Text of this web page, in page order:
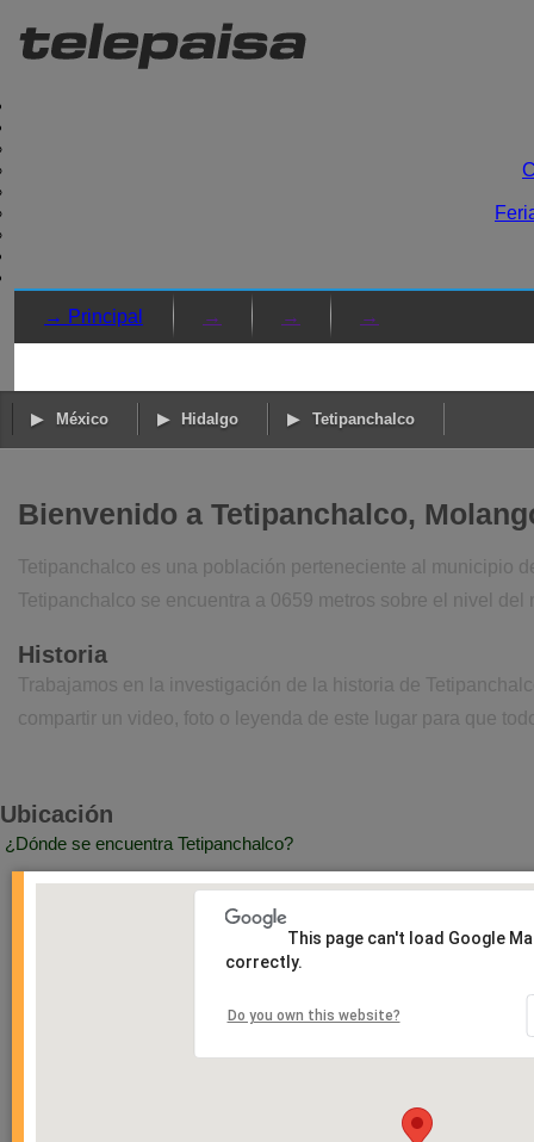
→ Principal → → →
México Hidalgo Tetipanchalco
Bienvenido a Tetipanchalco,
Tetipanchalco es una población perteneciente al municipio
Tetipanchalco se encuentra a 0659 metros sobre el nivel del
Historia
Trabajamos en la investigación de la historia de
compartir un video, foto o leyenda de este lugar para que
Ubicación
¿Dónde se encuentra Tetipanchalco?
This page can't load Google
correctly.
Do you own this website?